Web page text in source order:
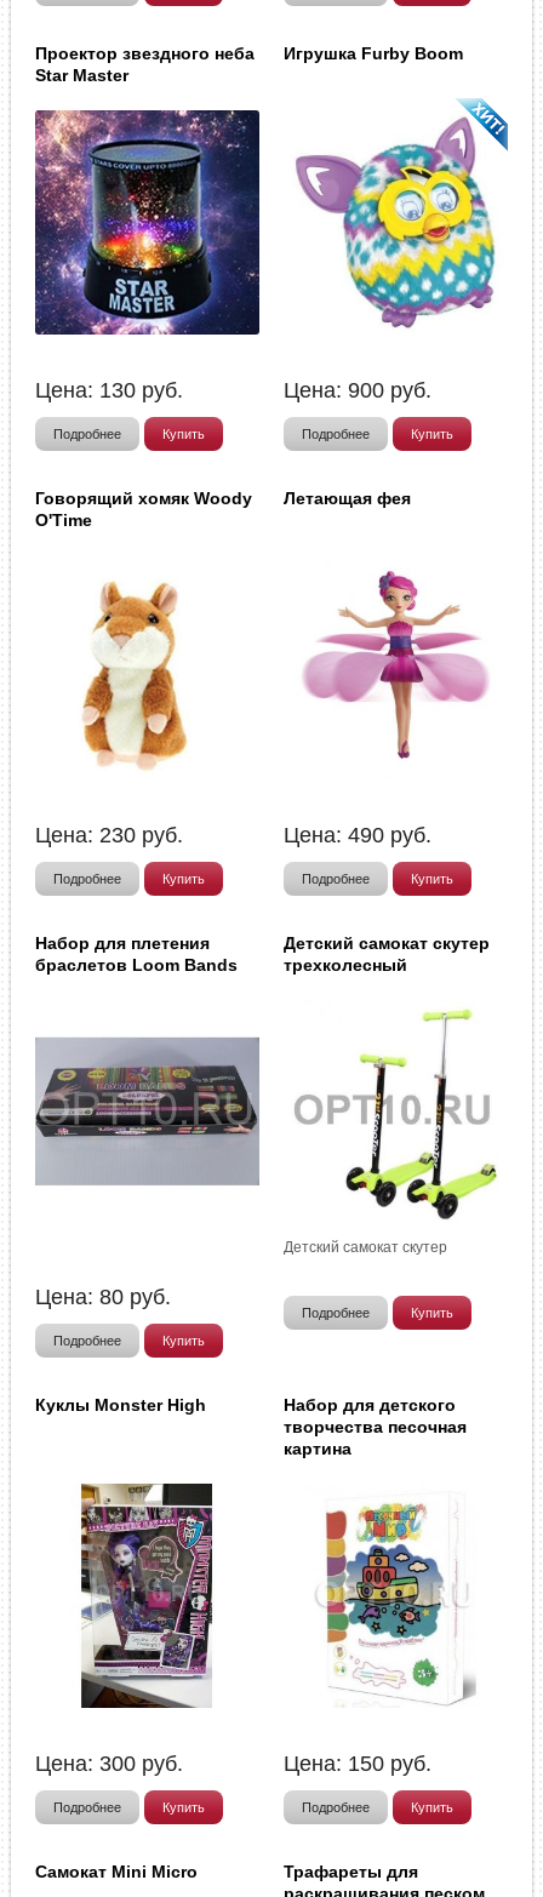
Проектор звездного неба
Star Master
Цена: 130 руб.
Подробнее Купить
Игрушка Furby Boom
Цена: 900 руб.
Подробнее Купить
Говорящий хомяк Woody
O'Time
Цена: 230 руб.
Подробнее Купить
Летающая фея
Цена: 490 руб.
Подробнее Купить
Набор для плетения
браслетов Loom Bands
Цена:80 руб.
Подробнее Купить
Детский самокат скутер
трехколесный
Детский самокат скутер
Подробнее Купить
Куклы Monster High
Цена: 300 руб.
Подробнее Купить
Набор для детского
творчества песочная
картина
Цена: 150 руб.
Подробнее Купить
Самокат Mini Micro
Трафареты для